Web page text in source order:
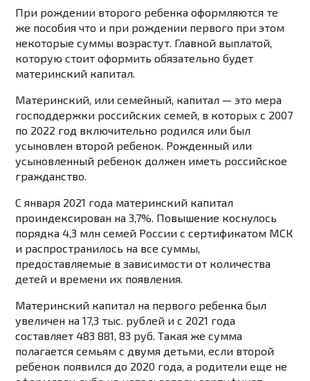
При рождении второго ребенка оформляются те
же пособия что и при рождении первого при этом
некоторые суммы возрастут. Главной выплатой,
которую стоит оформить обязательно будет
материнский капитал.
Материнский, илисемейный, капитал —это мера
господдержки российскихсемей, в которыхс 2007
по 2022 год включительно родился илибыл
усыновлен второй ребенок. Рожденный или
усыновленный ребенок должен иметь российское
гражданство.
С января 2021 года материнский капитал
проиндексирован на 3,7%. Повышение коснулось
порядка 4,3 млн семей России с сертификатом МСК
и распространилось на все суммы,
предоставляемые в зависимости от количества
детей и времени их появления.
Материнский капитал на первого ребенка был
увеличен на 17,3 тыс. рублей и с 2021 года
составляет 483 881, 83 руб. Такая же сумма
полагается семьям с двумя детьми, если второй
ребенок появился до 2020 года, а родители еще не